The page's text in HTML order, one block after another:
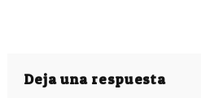
Deja una respuesta